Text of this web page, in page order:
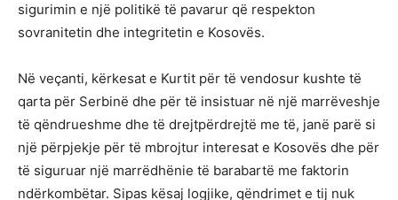
sigurimin e një politikë të pavarur që respekton
sovranitetin dhe integritetin e Kosovës.
Në veçanti, kërkesat e Kurtit për të vendosur kushte të
qarta për Serbinë dhe për të insistuar në një marrëveshje
të qëndrueshme dhe të drejtpërdrejtë me të, janë parë si
një përpjekje për të mbrojtur interesat e Kosovës dhe për
të siguruar një marrëdhënie të barabartë me faktorin
ndërkombëtar. Sipas kësaj logjike, qëndrimet e tij nuk